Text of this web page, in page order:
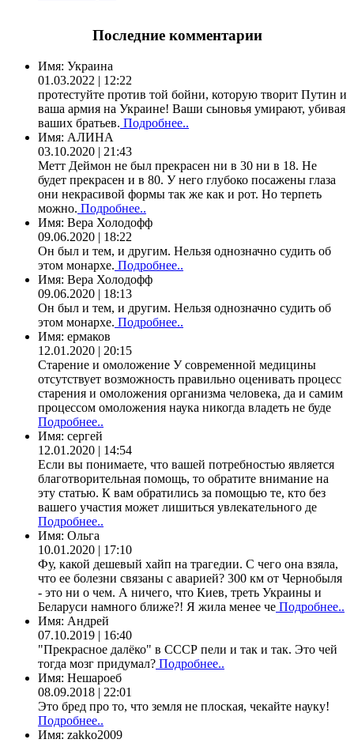
Последние комментарии
Имя: Украина
01.03.2022 | 12:22
протестуйте против той бойни, которую творит Путин и
ваша армия на Украине! Ваши сыновья умирают, убивая
ваших братьев. Подробнее..
Имя: АЛИНА
03.10.2020 | 21:43
Метт Деймон не был прекрасен ни в 30 ни в 18. Не
будет прекрасен и в 80. У него глубоко посажены глаза
они некрасивой формы так же как и рот. Но терпеть
можно. Подробнее..
Имя: Вера Холодофф
09.06.2020 | 18:22
Он был и тем, и другим. Нельзя однозначно судить об
этом монархе. Подробнее..
Имя: Вера Холодофф
09.06.2020 | 18:13
Он был и тем, и другим. Нельзя однозначно судить об
этом монархе. Подробнее..
Имя: ермаков
12.01.2020 | 20:15
Старение и омоложение У современной медицины
отсутствует возможность правильно оценивать процесс
старения и омоложения организма человека, да и самим
процессом омоложения наука никогда владеть не буде
Подробнее..
Имя: сергей
12.01.2020 | 14:54
Если вы понимаете, что вашей потребностью является
благотворительная помощь, то обратите внимание на
эту статью. К вам обратились за помощью те, кто без
вашего участия может лишиться увлекательного де
Подробнее..
Имя: Ольга
10.01.2020 | 17:10
Фу, какой дешевый хайп на трагедии. С чего она взяла,
что ее болезни связаны с аварией? 300 км от Чернобыля
- это ни о чем. А ничего, что Киев, треть Украины и
Беларуси намного ближе?! Я жила менее че Подробнее..
Имя: Андрей
07.10.2019 | 16:40
"Прекрасное далёко" в СССР пели и так и так. Это чей
тогда мозг придумал? Подробнее..
Имя: Нешароеб
08.09.2018 | 22:01
Это бред про то, что земля не плоская, чекайте науку!
Подробнее..
Имя: zakko2009